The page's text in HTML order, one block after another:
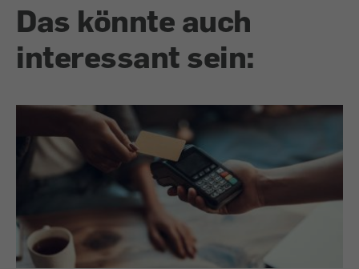
Das könnte auch
interessant sein: